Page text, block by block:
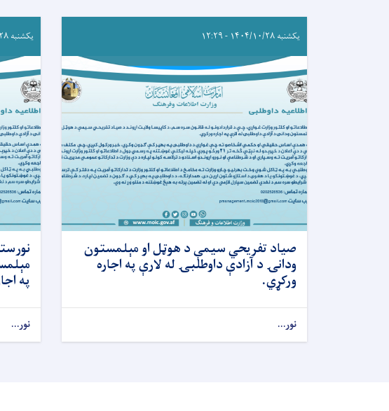
یکشنبه ۱۴۰۴/۱۰/۲۸ - ۱۲:۲۹
صیاد تفریحي سيمې د هوټل او مېلمستون
ودانۍ د آزادې داوطلبۍ له لارې په اجاره
ورکړي.
نور...
یکشنبه ۱۴۰۴/۱۰/۲۸ - ۱۲:۳۸
په
نور...